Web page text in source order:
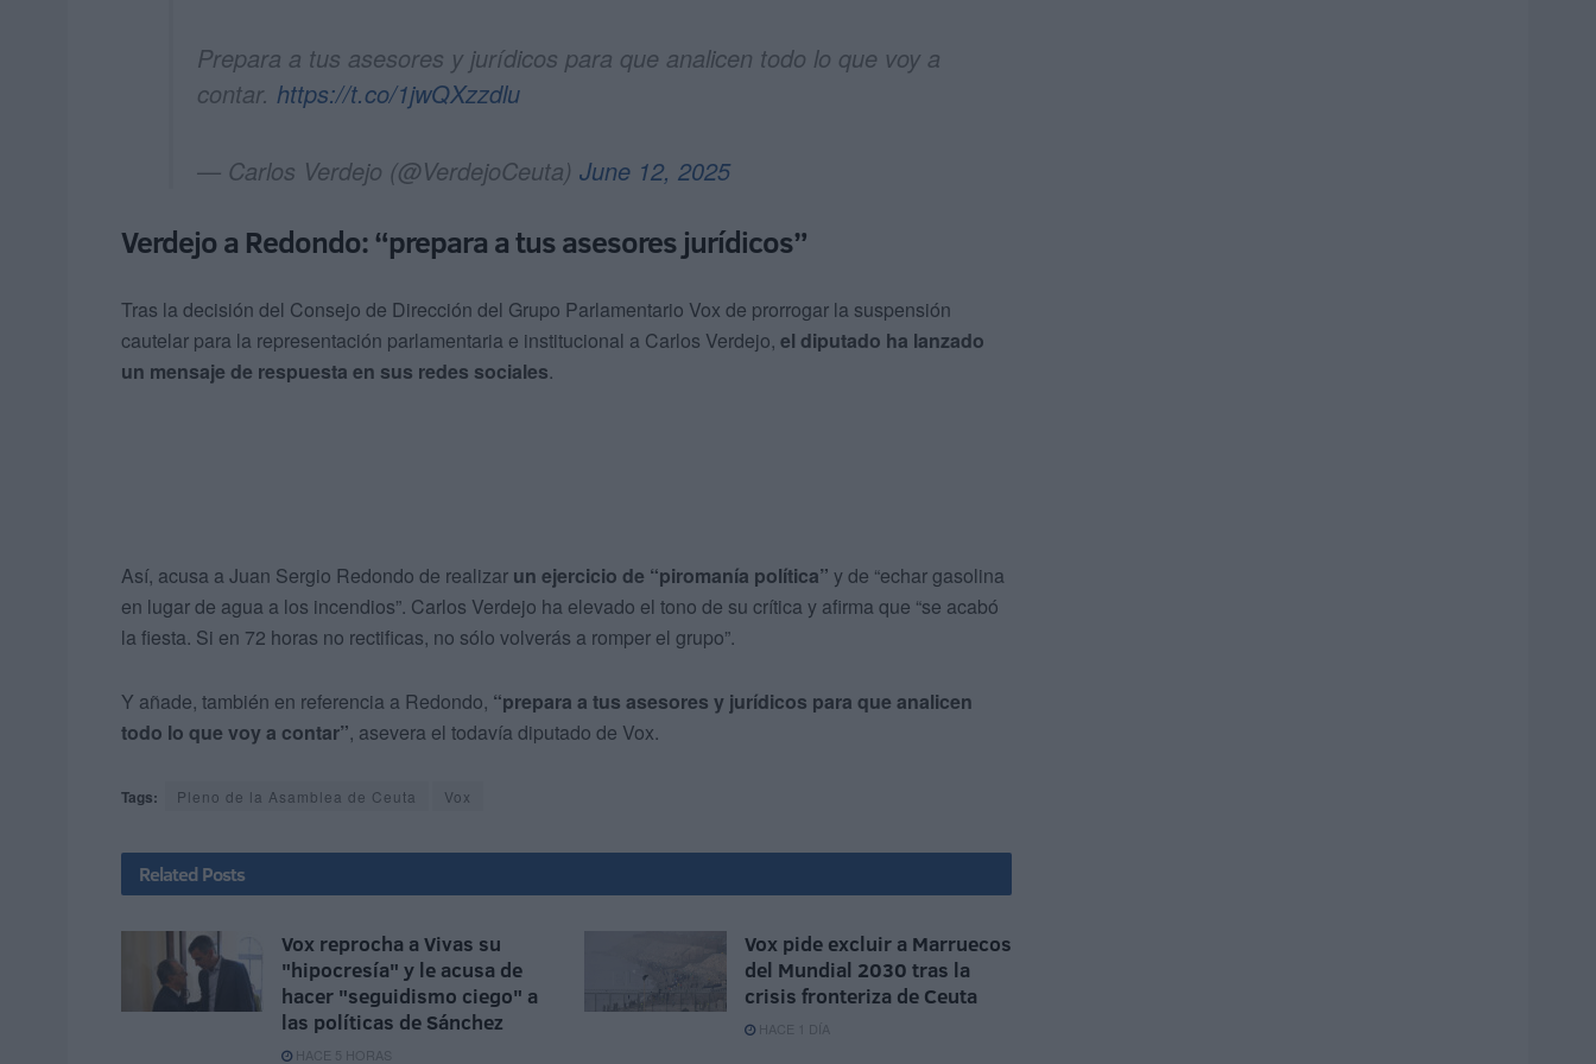
Prepara a tus asesores y jurídicos para que analicen todo lo que voy a
contar. https://t.co/1jwQXzzdlu
— Carlos Verdejo (@VerdejoCeuta) June 12, 2025
Verdejo a Redondo: “prepara a tus asesores jurídicos”
Tras la decisión del Consejo de Dirección del Grupo Parlamentario Vox de prorrogar la suspensión
cautelar para la representación parlamentaria e institucional a Carlos Verdejo, el diputado ha lanzado
un mensaje de respuesta en sus redes sociales.
Así, acusa a Juan Sergio Redondo de realizar un ejercicio de “piromanía política” y de “echar gasolina
en lugar de agua a los incendios”. Carlos Verdejo ha elevado el tono de su crítica y afirma que “se acabó
la fiesta. Si en 72 horas no rectificas, no sólo volverás a romper el grupo”.
Y añade, también en referencia a Redondo, “prepara a tus asesores y jurídicos para que analicen
todo lo que voy a contar”, asevera el todavía diputado de Vox.
Tags: Pleno de la Asamblea de Ceuta Vox
Related Posts
Vox reprocha a Vivas su
"hipocresía" y le acusa de
hacer "seguidismo ciego" a
las políticas de Sánchez
HACE 5 HORAS
Vox pide excluir a Marruecos
del Mundial 2030 tras la
crisis fronteriza de Ceuta
HACE 1 DÍA